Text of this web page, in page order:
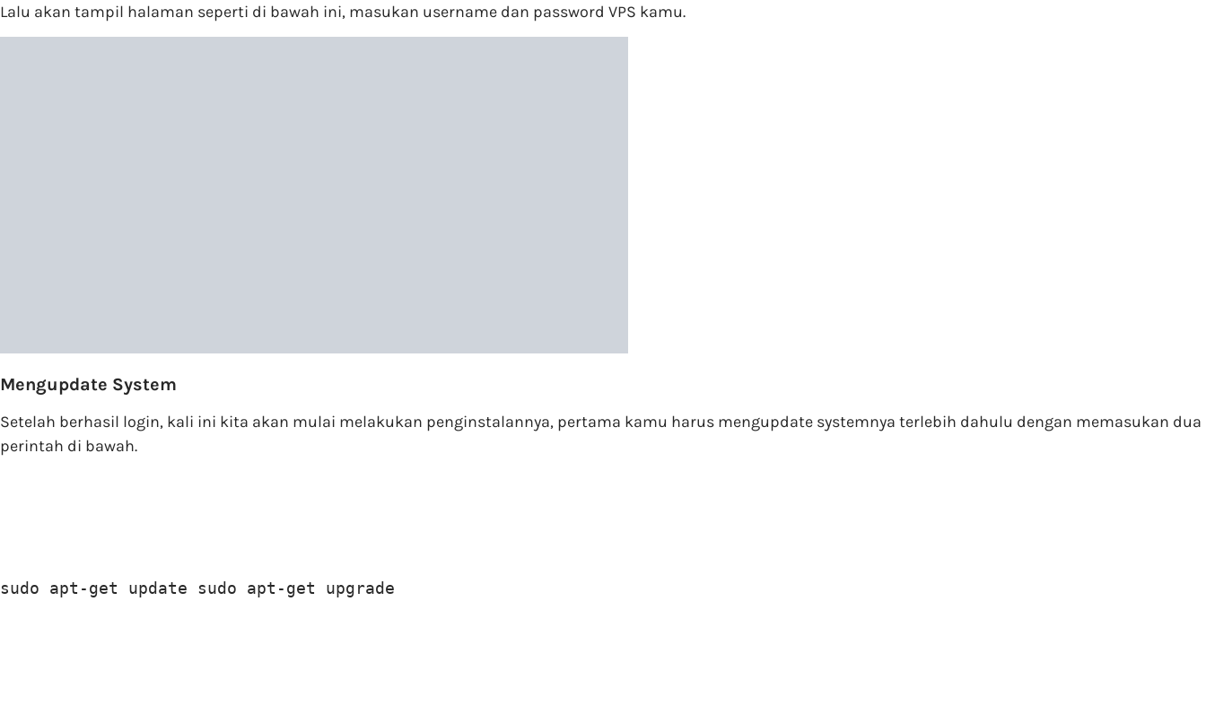
Lalu akan tampil halaman seperti di bawah ini, masukan username dan password VPS kamu.
Mengupdate System
Setelah berhasil login, kali ini kita akan mulai melakukan penginstalannya, pertama kamu harus mengupdate systemnya terlebih dahulu dengan memasukan dua
perintah di bawah.
sudo apt-get update sudo apt-get upgrade